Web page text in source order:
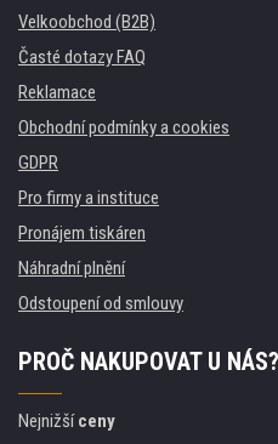
Velkoobchod (B2B)
Časté dotazy FAQ
Reklamace
Obchodní podmínky a cookies
GDPR
Pro firmy a instituce
Pronájem tiskáren
Náhradní plnění
Odstoupení od smlouvy
PROČ NAKUPOVAT U NÁS?
Nejnižšíceny